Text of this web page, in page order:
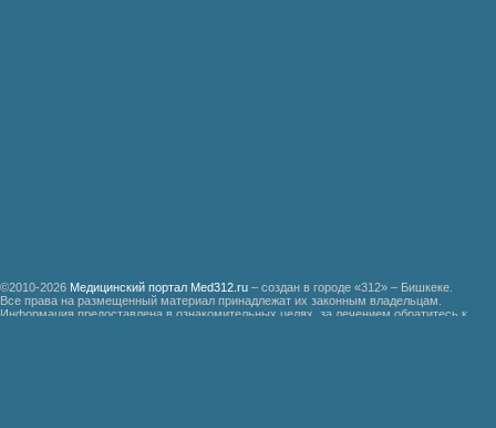
©2010-2026 Медицинский портал Med312.ru – создан в городе «312» – Бишкеке.
Все права на размещенный материал принадлежат их законным владельцам.
Информация предоставлена в ознакомительных целях, за лечением обратитесь к